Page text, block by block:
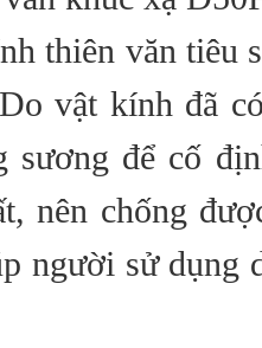
thiên văn tiêu
vật kính đã
sương để cố
nên chống
người sử dụng